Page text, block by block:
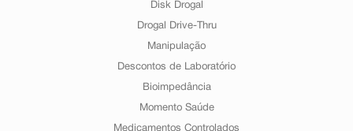
Disk Drogal
Drogal Drive-Thru
Manipulação
Descontos de Laboratório
Bioimpedância
Momento Saúde
Medicamentos Controlados